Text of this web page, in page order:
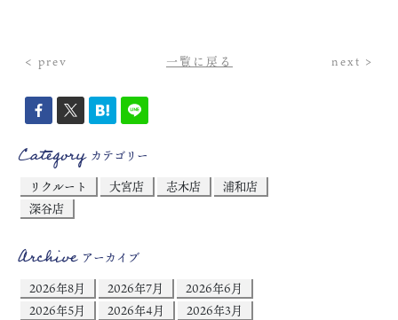
< prev 一覧に戻る next >
Categoryカテゴリー
リクルート
大宮店 志木店
浦和店
深谷店
Archiveアーカイブ
2026年8月
2026年7月
2026年6月
2026年5月
2026年4月
2026年3月